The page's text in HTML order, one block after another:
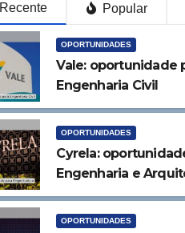
Recente Popular
OPORTUNIDADES
Vale: oportunidade
Engenharia Civil
OPORTUNIDADES
Cyrela:
Engenharia e
OPORTUNIDADES